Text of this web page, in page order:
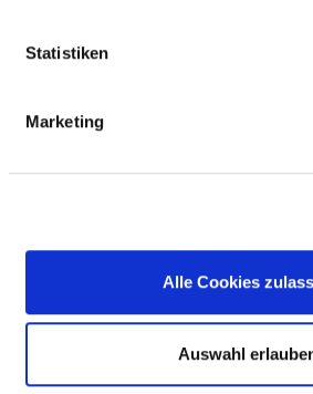
Statistiken
Marketing
Alle Cookies
Auswahl
Ärzte und Ärztinnen (inkl.
Pflegekräfte: 0,00
FACHEXPERTISE UND